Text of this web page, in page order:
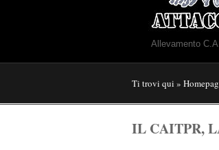
Allevamento
Ti trovi qui »
IL CAITPR,